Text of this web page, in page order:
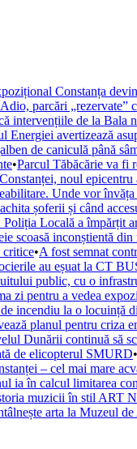
Constanța
Adio, parcări „rezervate”
intervențiile de la Bala
Energiei avertizează
de caniculă până
•Parcul Tăbăcărie va fi
noul epicentru
Unde vor
șoferii și când
Locală a împărțit
scoasă inconștientă
critice•A fost semnat
au eșuat la CT
public, cu o
zi pentru a vedea
incendiu la o locuință
planul pentru criza
Dunării continuă să
de elicopterul SMURD•
– cel mai mare
ia în calcul limitarea
muzicii în stil ART
arta la Muzeul de